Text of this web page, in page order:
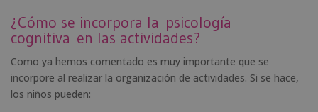
¿Cómo se incorpora la psicología
cognitiva en las actividades?
Como ya hemos comentado es muy importante que se
incorpore al realizar la organización de actividades. Si se hace,
los niños pueden: